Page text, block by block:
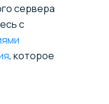
сервера
с
, которое